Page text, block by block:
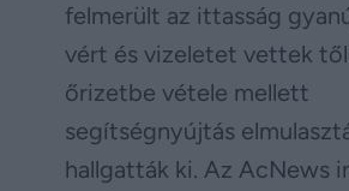
felmerült az ittasság
vért és vizeletet vettek
őrizetbe vétele mellett
segítségnyújtás
hallgatták ki. Az AcNews